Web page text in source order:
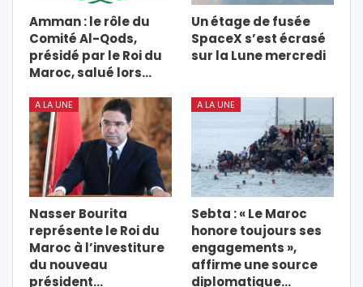
Amman : le rôle du
Comité Al-Qods,
présidé par le Roi du
Maroc, salué lors…
Un étage de fusée
SpaceX s’est écrasé
sur la Lune mercredi
A LA UNE
Nasser Bourita
représente le Roi du
Maroc à l’investiture
du nouveau
président…
A LA UNE
Sebta : « Le Maroc
honore toujours ses
engagements »,
affirme une source
diplomatique…